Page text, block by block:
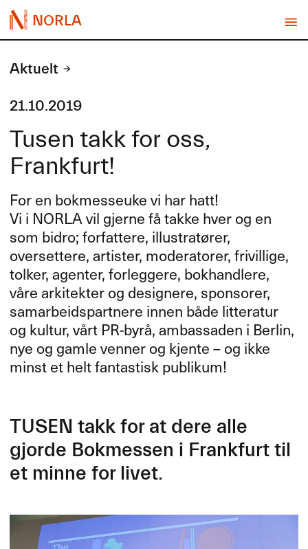
NORLA
Aktuelt
21.10.2019
Tusen takk for oss,
Frankfurt!
For en bokmesseuke vi har hatt!
Vi i NORLAvil gjerne få takke hver og en
som bidro; forfattere, illustratører,
oversettere, artister, moderatorer, frivillige,
tolker, agenter, forleggere, bokhandlere,
våre arkitekter og designere, sponsorer,
samarbeidspartnere innen både litteratur
og kultur, vårt PR-byrå, ambassaden i Berlin,
nye og gamle venner og kjente – og ikke
minst et helt fantastisk publikum!
TUSEN takk for at dere alle
gjorde Bokmessen i Frankfurt til
et minne for livet.